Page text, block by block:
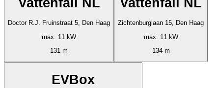
Doctor R.J. Fruinstraat 5, Den Haag
max. 11 kW
131 m
Zichtenburglaan 15, Den Haag
max. 11 kW
134 m
EVBox